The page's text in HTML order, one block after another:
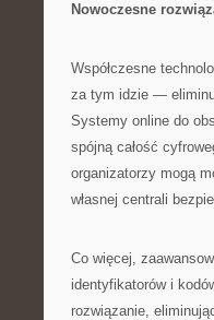
Nowoczesne
Współczesne
za tym idzie —
Systemy online do
spójną całość
organizatorzy mogą
własnej centrali
Co więcej,
identyfikatorów i
rozwiązanie,